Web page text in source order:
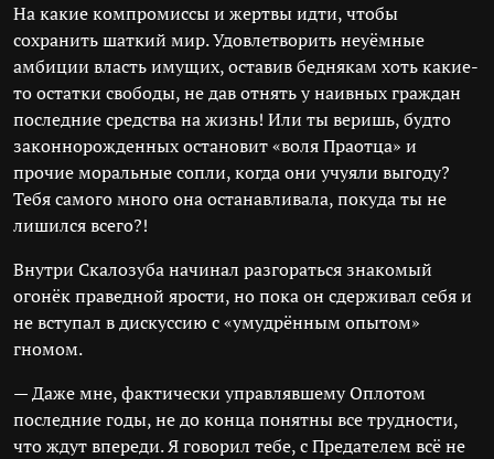
На какие компромиссы и жертвы идти, чтобы
сохранить шаткий мир. Удовлетворить неуёмные
амбиции власть имущих, оставив беднякам хоть какие-
то остатки свободы, не дав отнять у наивных граждан
последние средства на жизнь! Или ты веришь, будто
законнорожденных остановит «воля Праотца» и
прочие моральные сопли, когда они учуяли выгоду?
Тебя самого много она останавливала, покуда ты не
лишился всего?!
Внутри Скалозуба начинал разгораться знакомый
огонёк праведной ярости, но пока он сдерживал себя и
не вступал в дискуссию с «умудрённым опытом»
гномом.
— Даже мне, фактически управлявшему Оплотом
последние годы, не до конца понятны все трудности,
что ждут впереди. Я говорил тебе, с Предателем всё не